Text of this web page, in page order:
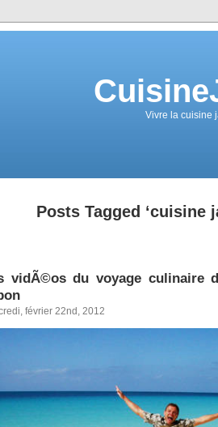
Vivre la cuisine
Posts Tagged ‘cuisine
vidÃ©os du voyage culinaire
février 22nd, 2012